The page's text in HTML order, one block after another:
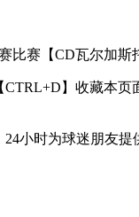
比赛【CD瓦尔加斯
】收藏本
小时为球迷朋友提